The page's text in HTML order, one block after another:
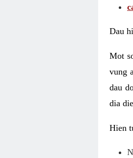
Dau
Mot
vung
dau
dia
Hien